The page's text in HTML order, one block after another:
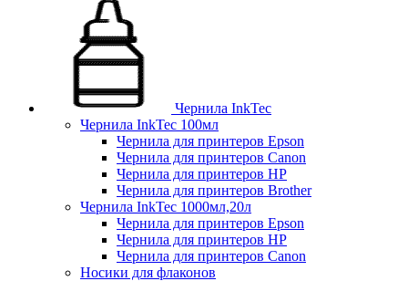
Чернила InkTec
Чернила InkTec 100мл
Чернила для принтеров Epson
Чернила для принтеров Canon
Чернила для принтеров HP
Чернила для принтеров Brother
Чернила InkTec 1000мл,20л
Чернила для принтеров Epson
Чернила для принтеров HP
Чернила для принтеров Canon
Носики для флаконов